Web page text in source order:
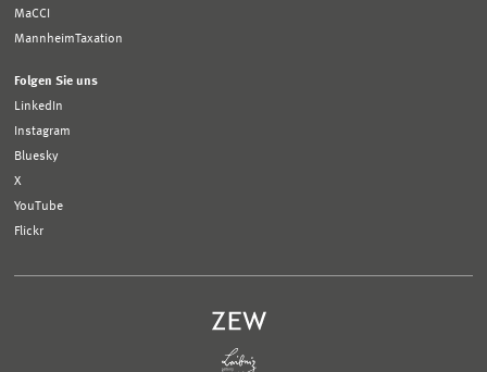
MaCCI
MannheimTaxation
Folgen Sie uns
LinkedIn
Instagram
Bluesky
X
YouTube
Flickr